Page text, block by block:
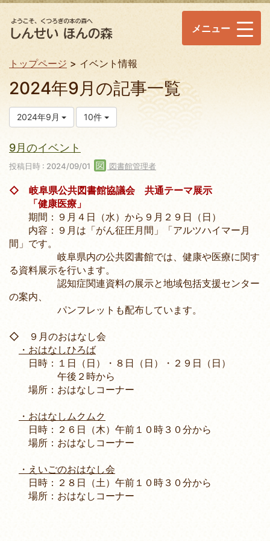
メニュー
トップページ イベント情報
2024年9月の記事一覧
2024年9月 10件
9月のイベント
投稿日時 : 2024/09/01 図書館管理者
◇ 岐阜県公共図書館協議会 共通テーマ展示
「健康医療」
期間：９月４日（水）から９月２９日（日）
内容：９月は「がん征圧月間」「アルツハイマー月
間」です。
岐阜県内の公共図書館では、健康や医療に関す
る資料展示を行います。
認知症関連資料の展示と地域包括支援センター
の案内、
パンフレットも配布しています。
◇ ９月のおはなし会
・おはなしひろば
日時：１日（日）・８日（日）・２９日（日）
午後２時から
場所：おはなしコーナー
・おはなしムクムク
日時：２６日（木）午前１０時３０分から
場所：おはなしコーナー
・えいごのおはなし会
日時：２８日（土）午前１０時３０分から
場所：おはなしコーナー